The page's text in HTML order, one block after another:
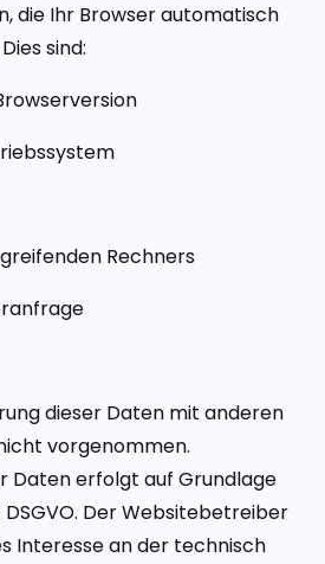
die Ihr Browser automatisch
sind:
Rechners
dieser Daten mit anderen
vorgenommen.
Daten erfolgt auf Grundlage
DSGVO. Der Websitebetreiber
Interesse an der technisch